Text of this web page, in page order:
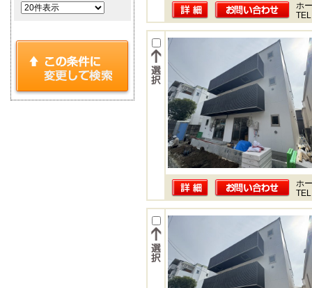
ホ
ホ